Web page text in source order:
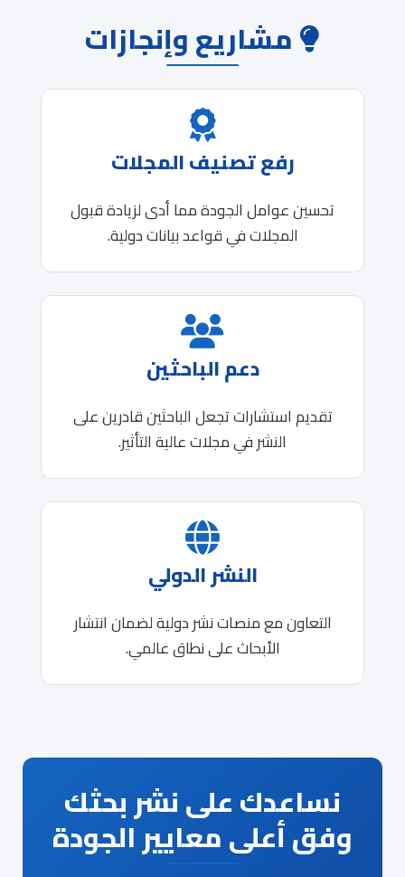
مشاريع وإنجازات
رفع تصنيف المجلات
تحسين عوامل الجودة مما أدى لزيادة قبول
المجلات في قواعد بيانات دولية.
دعم الباحثين
تقديم استشارات تجعل الباحثين قادرين على
النشر في مجلات عالية التأثير.
النشر الدولي
التعاون مع منصات نشر دولية لضمان انتشار
الأبحاث على نطاق عالمي.
نساعدك على نشر بحثك
وفق أعلى معايير الجودة